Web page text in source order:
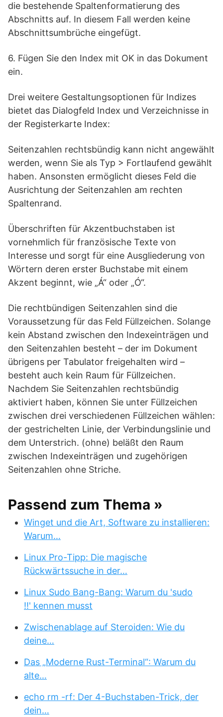
die bestehende Spaltenformatierung des
Abschnitts auf. In diesem Fall werden keine
Abschnittsumbrüche eingefügt.
6. Fügen Sie den Index mit OK in das Dokument
ein.
Drei weitere Gestaltungsoptionen für Indizes
bietet das Dialogfeld Index und Verzeichnisse in
der Registerkarte Index:
Seitenzahlen rechtsbündig kann nicht angewählt
werden, wenn Sie als Typ > Fortlaufend gewählt
haben. Ansonsten ermöglicht dieses Feld die
Ausrichtung der Seitenzahlen am rechten
Spaltenrand.
Überschriften für Akzentbuchstaben ist
vornehmlich für französische Texte von
Interesse und sorgt für eine Ausgliederung von
Wörtern deren erster Buchstabe mit einem
Akzent beginnt, wie „Á“ oder „Ó“.
Die rechtbündigen Seitenzahlen sind die
Voraussetzung für das Feld Füllzeichen. Solange
kein Abstand zwischen den Indexeinträgen und
den Seitenzahlen besteht – der im Dokument
übrigens per Tabulator freigehalten wird –
besteht auch kein Raum für Füllzeichen.
Nachdem Sie Seitenzahlen rechtsbündig
aktiviert haben, können Sie unter Füllzeichen
zwischen drei verschiedenen Füllzeichen wählen:
der gestrichelten Linie, der Verbindungslinie und
dem Unterstrich. (ohne) beläßt den Raum
zwischen Indexeinträgen und zugehörigen
Seitenzahlen ohne Striche.
Passend zum Thema »
Winget und die Art, Software zu installieren:
Warum…
Linux Pro-Tipp: Die magische
Rückwärtssuche in der…
Linux Sudo Bang-Bang: Warum du 'sudo
!!' kennen musst
Zwischenablage auf Steroiden: Wie du
deine…
Das „Moderne Rust-Terminal“: Warum du
alte…
echo rm -rf: Der 4-Buchstaben-Trick, der
dein…